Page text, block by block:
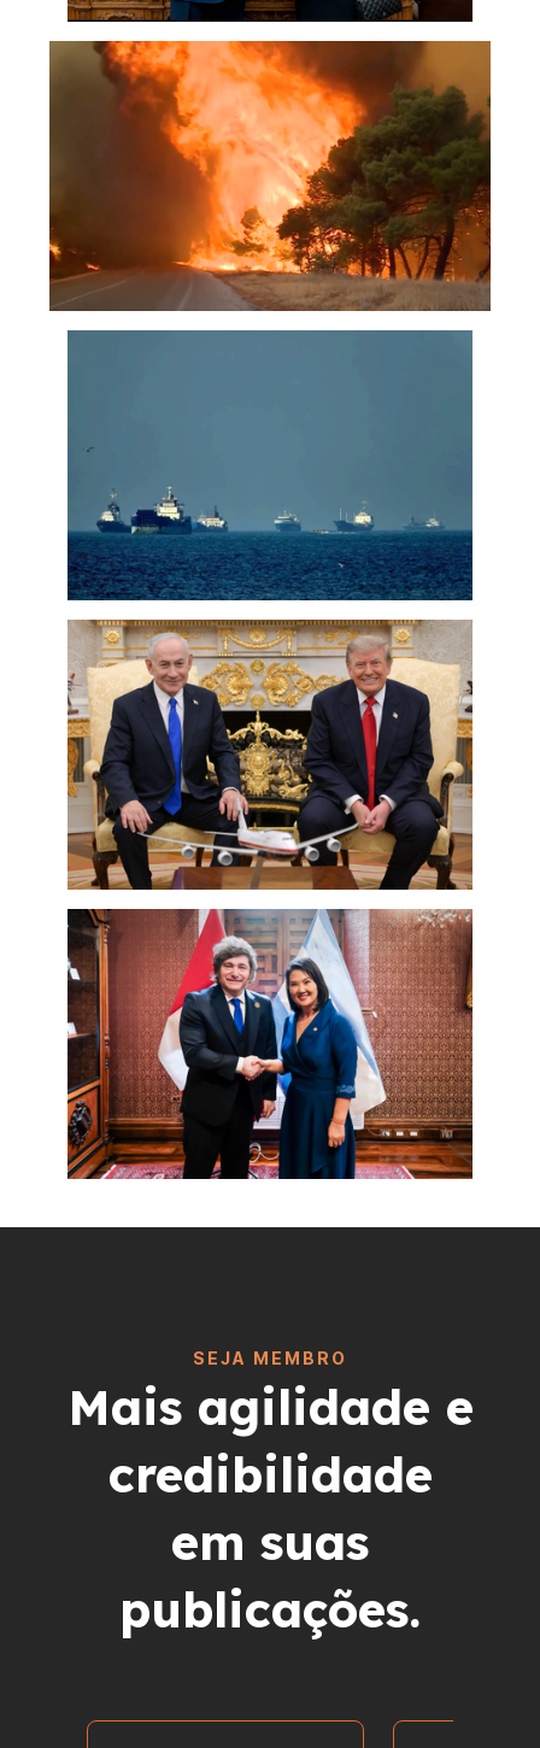
SEJA MEMBRO
Mais agilidade e
credibilidade
em suas
publicações.